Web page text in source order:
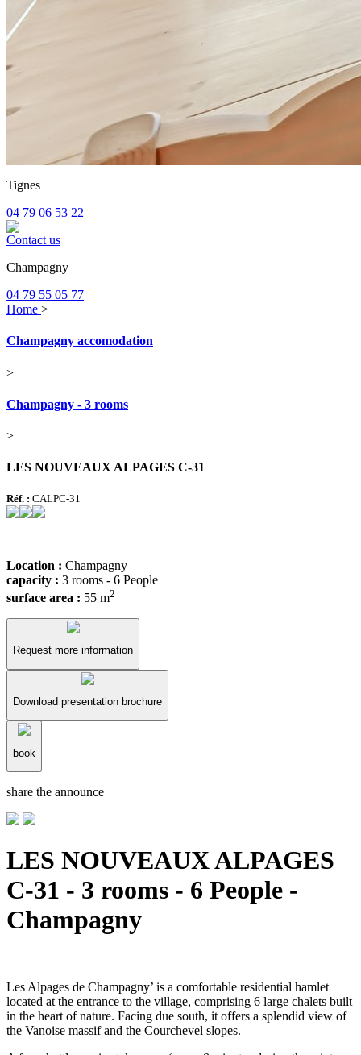
Tignes
04 79 06 53 22
Contact us
Champagny
04 79 55 05 77
Home >
Champagny accomodation
>
Champagny - 3 rooms
>
LES NOUVEAUX ALPAGES C-31
Réf. : CALPC-31
Location : Champagny
capacity : 3 rooms - 6 People
surface area : 55 m2
Request more information
Download presentation brochure
book
share the announce
LES NOUVEAUX ALPAGES
C-31 - 3 rooms - 6 People -
Champagny
Les Alpages de Champagny’ is a comfortable residential hamlet
located at the entrance to the village, comprising 6 large chalets built
in the heart of nature. Facing due south, it offers a splendid view of
the Vanoise massif and the Courchevel slopes.